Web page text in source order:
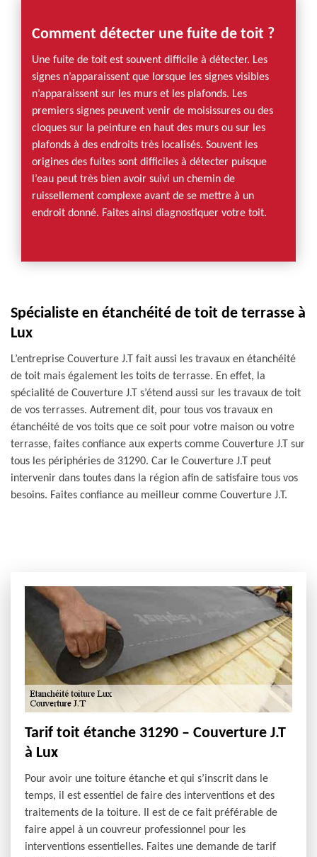
Comment détecter une fuite de toit ?
Une fuite de toit est souvent difficile à détecter. Les
signes n’apparaissent que lorsque les signes visibles
n’apparaissent sur les murs et les plafonds. Les
premiers signes peuvent venir de moisissures ou des
cloques sur la peinture en haut des murs ou sur les
plafonds à des endroits très localisés. Souvent les
origines des fuites sont difficiles à détecter puisque
l’eau peut très bien avoir suivi un chemin de
ruissellement complexe avant de se mettre à un
endroit donné. Faites ainsi diagnostiquer votre toit.
Spécialiste en étanchéité de toit de terrasse à
Lux
L’entreprise Couverture J.T fait aussi les travaux en étanchéité
de toit mais également les toits de terrasse. En effet, la
spécialité de Couverture J.T s’étend aussi sur les travaux de toit
de vos terrasses. Autrement dit, pour tous vos travaux en
étanchéité de vos toits que ce soit pour votre maison ou votre
terrasse, faites confiance aux experts comme Couverture J.T sur
tous les périphéries de 31290. Car le Couverture J.T peut
intervenir dans toutes dans la région afin de satisfaire tous vos
besoins. Faites confiance au meilleur comme Couverture J.T.
Tarif toit étanche 31290 – Couverture J.T
à Lux
Pour avoir une toiture étanche et qui s’inscrit dans le
temps, il est essentiel de faire des interventions et des
traitements de la toiture. Il est de ce fait préférable de
faire appel à un couvreur professionnel pour les
interventions essentielles. Faites une demande de tarif